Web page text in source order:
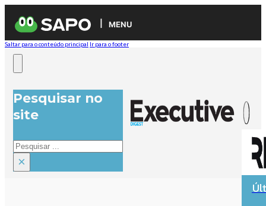
MENU
Saltar para o conteúdo principal Ir para o footer
Pesquisar no
site
Pesquisar
×